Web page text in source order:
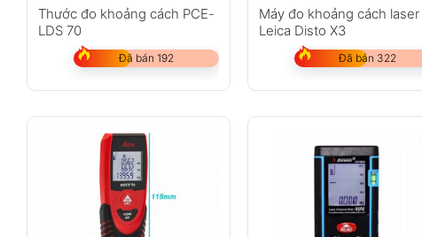
Thước đo khoảng cách PCE-
LDS 70
Đã bán 192
Máy đo khoảng cách laser
Leica Disto X3
Đã bán 322